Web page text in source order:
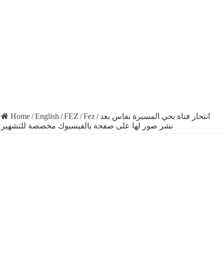
Home/English /FEZ /Fez/ انتحار فتاة بحي المسيرة بفاس بعد
نشر صور لها على صفحة بالفيسبوك مخصصة للتشهير